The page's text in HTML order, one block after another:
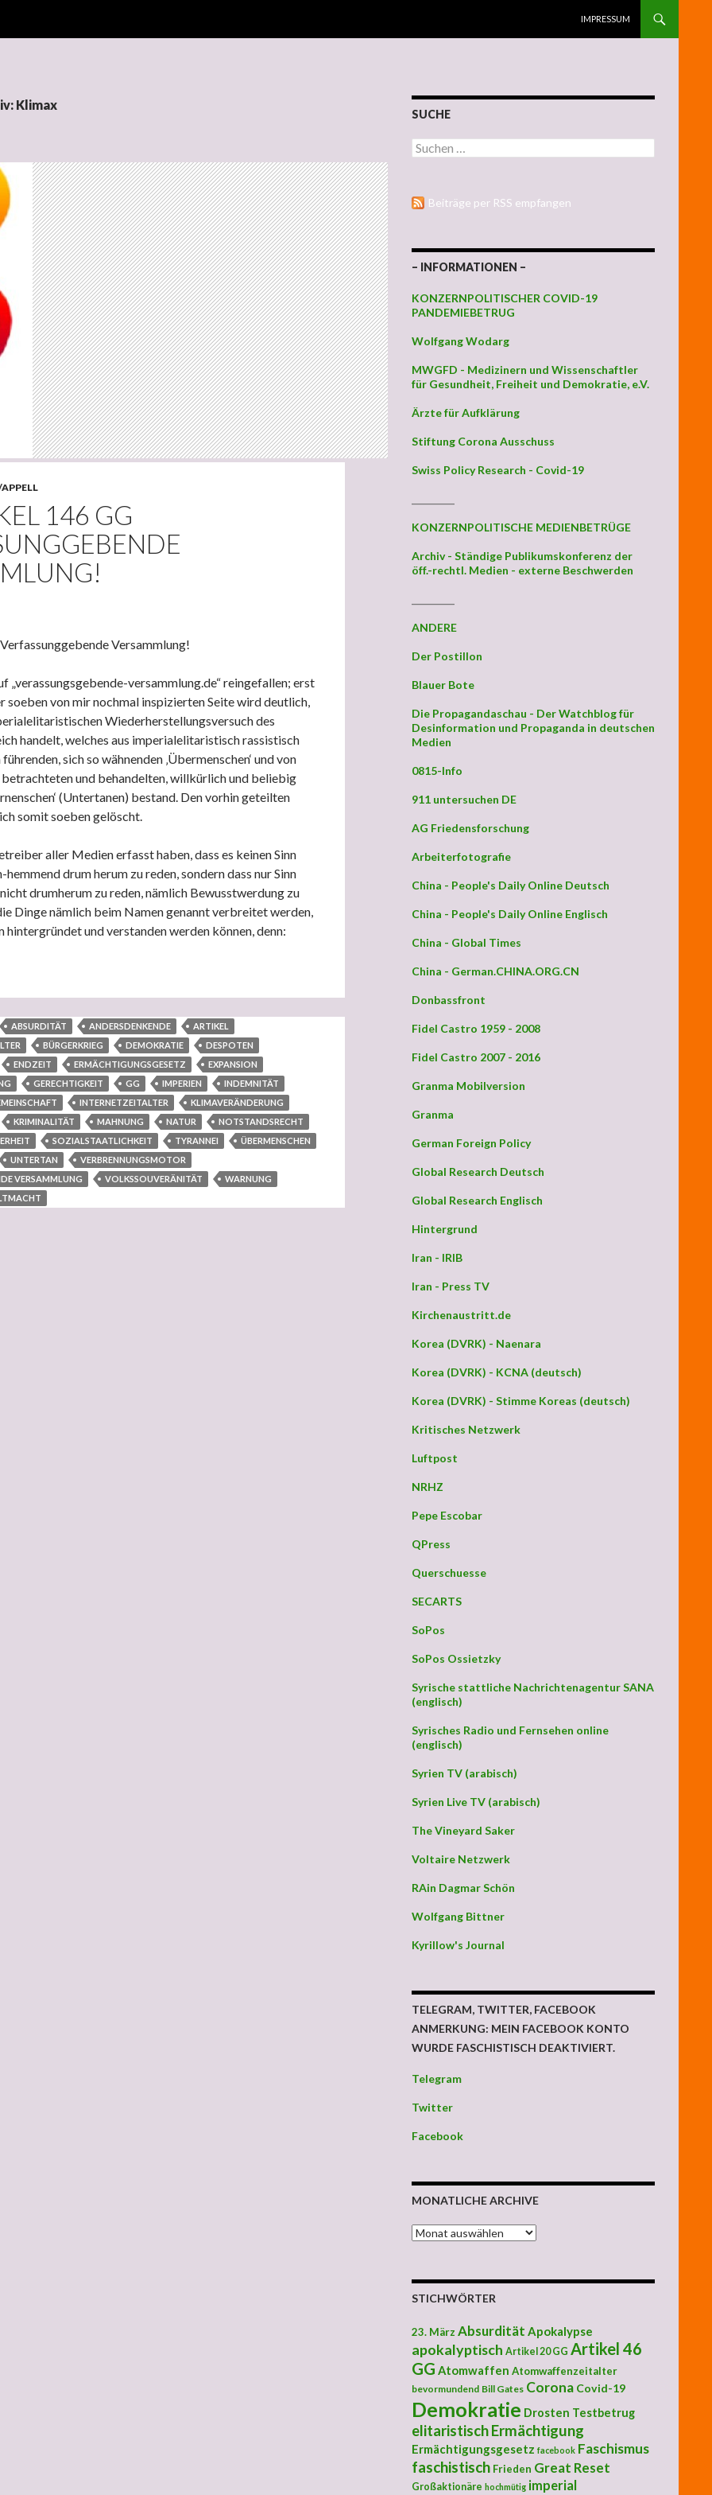
IMPRESSUM
Klimax
146 GG
Versammlung!
„verassungsgebende-versammlung.de“ reingefallen; erst
soeben von mir nochmal inspizierten Seite wird deutlich,
Wiederherstellungsversuch des
handelt, welches aus imperialelitaristisch rassistisch
sich so wähnenden ‚Übermenschen‘ und von
betrachteten und behandelten, willkürlich und beliebig
(Untertanen) bestand. Den vorhin geteilten
somit soeben gelöscht.
aller Medien erfasst haben, dass es keinen Sinn
drum herum zu reden, sondern dass nur Sinn
drumherum zu reden, nämlich Bewusstwerdung zu
Dinge nämlich beim Namen genannt verbreitet werden,
hintergründet und verstanden werden können, denn:
Versammlung!
ABSURDITÄT ANDERSDENKENDE
ARTIKEL
BÜRGERKRIEG DEMOKRATIE
DESPOTEN
ENDZEIT ERMÄCHTIGUNGSGESETZ
EXPANSION
GERECHTIGKEIT GG IMPERIEN
INDEMNITÄT
INTERNETZEITALTER
KLIMAVERÄNDERUNG
KRIMINALITÄT MAHNUNG NATUR
NOTSTANDSRECHT
SOZIALSTAATLICHKEIT TYRANNEI
ÜBERMENSCHEN
UNTERTAN
VERBRENNUNGSMOTOR
VERSAMMLUNG
VOLKSSOUVERÄNITÄT
WARNUNG
SUCHE
Suchen nach:
Beiträge per RSS empfangen
– INFORMATIONEN –
KONZERNPOLITISCHER COVID-19
PANDEMIEBETRUG
Wolfgang Wodarg
MWGFD - Medizinern und Wissenschaftler
für Gesundheit, Freiheit und Demokratie, e.V.
Ärzte für Aufklärung
Stiftung Corona Ausschuss
Swiss Policy Research - Covid-19
KONZERNPOLITISCHE MEDIENBETRÜGE
Archiv - Ständige Publikumskonferenz der
öff.-rechtl. Medien - externe Beschwerden
ANDERE
Der Postillon
Blauer Bote
Die Propagandaschau - Der Watchblog für
Desinformation und Propaganda in deutschen
Medien
0815-Info
911 untersuchen DE
AG Friedensforschung
Arbeiterfotografie
China - People's Daily Online Deutsch
China - People's Daily Online Englisch
China - Global Times
China - German.CHINA.ORG.CN
Donbassfront
Fidel Castro 1959 - 2008
Fidel Castro 2007 - 2016
Granma Mobilversion
Granma
German Foreign Policy
Global Research Deutsch
Global Research Englisch
Hintergrund
Iran - IRIB
Iran - Press TV
Kirchenaustritt.de
Korea (DVRK) - Naenara
Korea (DVRK) - KCNA (deutsch)
Korea (DVRK) - Stimme Koreas (deutsch)
Kritisches Netzwerk
Luftpost
NRHZ
Pepe Escobar
QPress
Querschuesse
SECARTS
SoPos
SoPos Ossietzky
Syrische stattliche Nachrichtenagentur SANA
(englisch)
Syrisches Radio und Fernsehen online
(englisch)
Syrien TV (arabisch)
Syrien Live TV (arabisch)
The Vineyard Saker
Voltaire Netzwerk
RAin Dagmar Schön
Wolfgang Bittner
Kyrillow's Journal
TELEGRAM, TWITTER, FACEBOOK
ANMERKUNG: MEIN FACEBOOK KONTO
WURDE FASCHISTISCH DEAKTIVIERT.
Telegram
Twitter
Facebook
MONATLICHE ARCHIVE
MONATLICHE ARCHIVE
STICHWÖRTER
23. März Absurdität Apokalypse
apokalyptisch Artikel 20 GG Artikel 46
GG Atomwaffen Atomwaffenzeitalter
bevormundend Bill Gates Corona Covid-19
Demokratie Drosten Testbetrug
elitaristischErmächtigung
Ermächtigungsgesetz facebook Faschismus
faschistisch Frieden Great Reset
Großaktionäre hochmütig imperial